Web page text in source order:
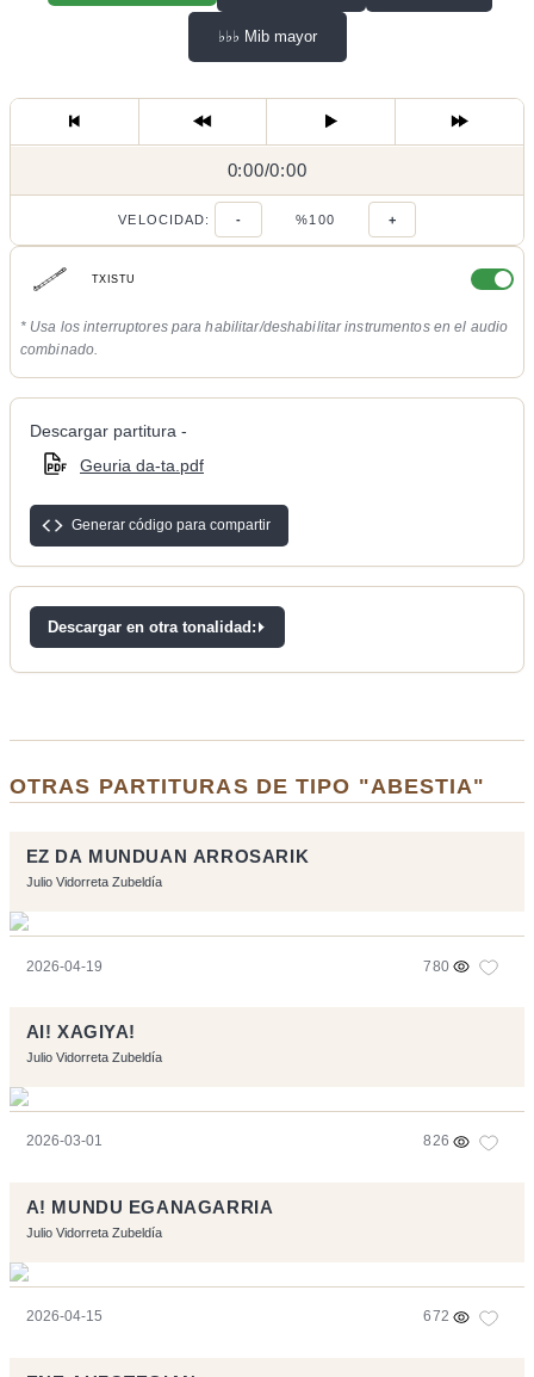
♭♭♭ Mib mayor
0:00/
0:00/0:00
VELOCIDAD: - %100 +
TXISTU
* Usa los interruptores para habilitar/deshabilitar instrumentos en el audio
combinado.
Descargar partitura -
Geuria da-ta.pdf
Generar código para compartir
Descargar en otra tonalidad:
OTRAS PARTITURAS DE TIPO "ABESTIA"
EZ DA MUNDUAN ARROSARIK
Julio Vidorreta Zubeldía
2026-04-19 780
AI! XAGIYA!
Julio Vidorreta Zubeldía
2026-03-01 826
A! MUNDU EGANAGARRIA
Julio Vidorreta Zubeldía
2026-04-15 672